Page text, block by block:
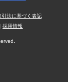
引法に基づく表記
採用情報